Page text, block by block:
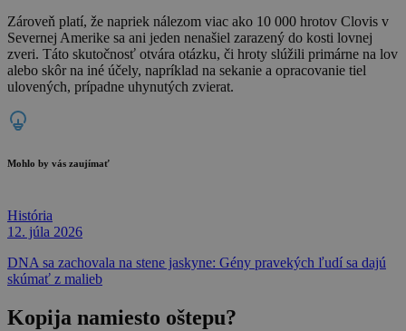
Zároveň platí, že napriek nálezom viac ako 10 000 hrotov Clovis v
Severnej Amerike sa ani jeden nenašiel zarazený do kosti lovnej
zveri. Táto skutočnosť otvára otázku, či hroty slúžili primárne na lov
alebo skôr na iné účely, napríklad na sekanie a opracovanie tiel
ulovených, prípadne uhynutých zvierat.
Mohlo by vás zaujímať
História
12. júla 2026
DNA sa zachovala na stene jaskyne: Gény pravekých ľudí sa dajú
skúmať z malieb
Kopija namiesto oštepu?